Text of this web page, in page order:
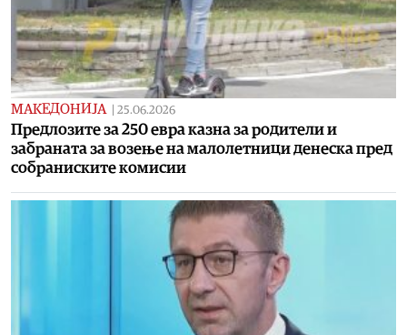
МАКЕДОНИЈА | 25.06.2026
Предлозите за 250 евра казна за родители и
забраната за возење на малолетници денеска пред
собраниските комисии